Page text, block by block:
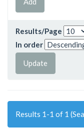
Results/Page
In order
Results 1-1 of 1